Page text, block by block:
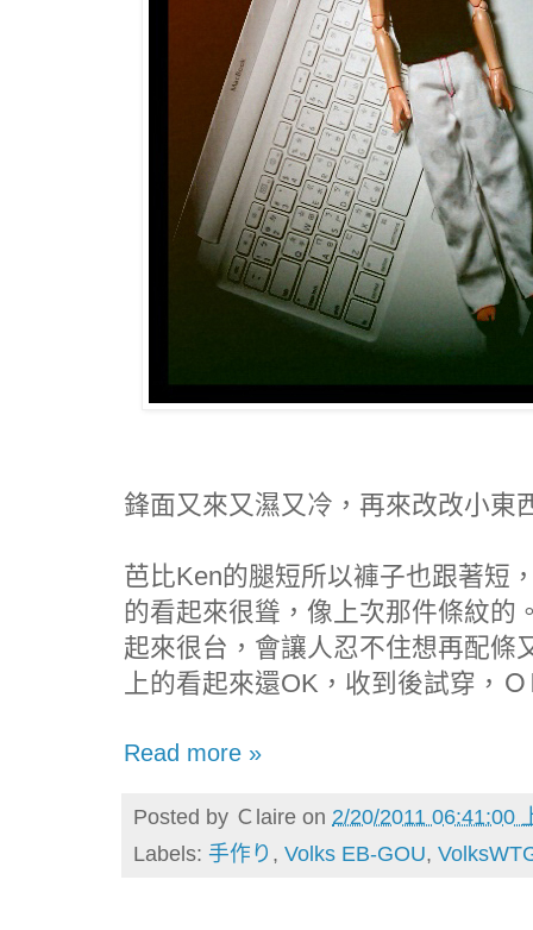
鋒面又來又濕又冷，再來改改小東
芭比Ken的腿短所以褲子也跟著短
的看起來很聳，像上次那件條紋的
起來很台，會讓人忍不住想再配條
上的看起來還OK，收到後試穿，
Read more »
Posted by Ｃlaire on 2/20/2011 06:41:00
Labels: 手作り , Volks EB-GOU,